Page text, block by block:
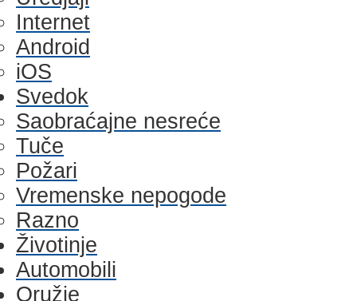
Internet
Android
iOS
Svedok
Saobraćajne nesreće
Tuče
Požari
Vremenske nepogode
Razno
Životinje
Automobili
Oružje